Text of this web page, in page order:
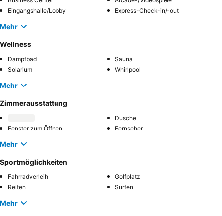
Eingangshalle/Lobby
Express-Check-in/-out
Mehr
Wellness
Dampfbad
Sauna
Solarium
Whirlpool
Mehr
Zimmerausstattung
Dusche
Fenster zum Öffnen
Fernseher
Mehr
Sportmöglichkeiten
Fahrradverleih
Golfplatz
Reiten
Surfen
Mehr